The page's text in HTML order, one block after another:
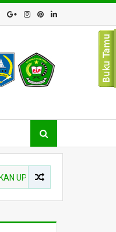
PEMBUKAAN SIAGA